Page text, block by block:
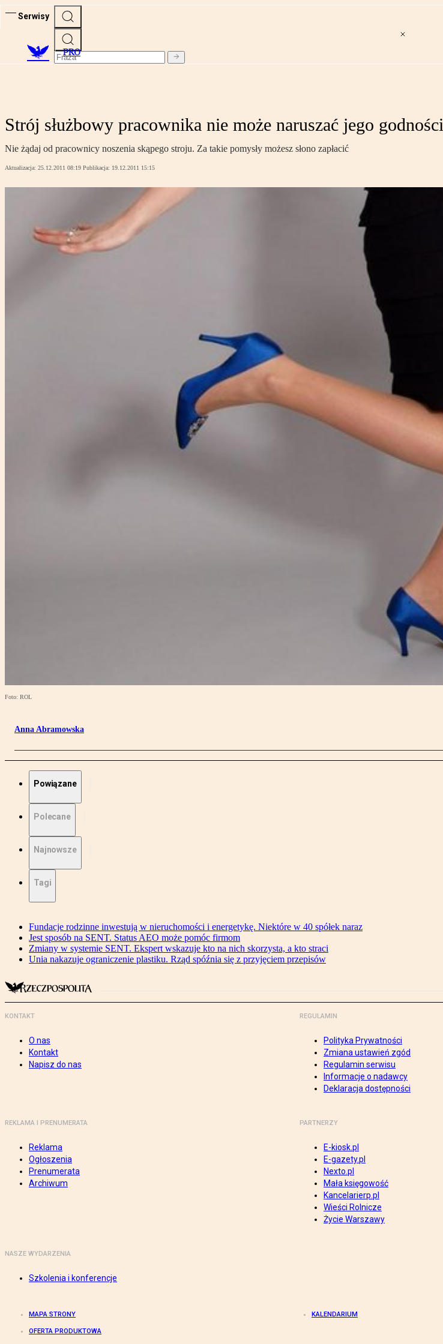
Serwisy
PRO
Strój służbowy pracownika nie może naruszać jego godności
Nie żądaj od pracownicy noszenia skąpego stroju. Za takie pomysły możesz słono zapłacić
Aktualizacja: 25.12.2011 08:19 Publikacja: 19.12.2011 15:15
Foto: ROL
Anna Abramowska
Powiązane
Polecane
Najnowsze
Tagi
Fundacje rodzinne inwestują w nieruchomości i energetykę. Niektóre w 40 spółek naraz
Jest sposób na SENT. Status AEO może pomóc firmom
Zmiany w systemie SENT. Ekspert wskazuje kto na nich skorzysta, a kto straci
Unia nakazuje ograniczenie plastiku. Rząd spóźnia się z przyjęciem przepisów
KONTAKT
O nas
Kontakt
Napisz do nas
REGULAMIN
Polityka Prywatności
Zmiana ustawień zgód
Regulamin serwisu
Informacje o nadawcy
Deklaracja dostępności
REKLAMA I PRENUMERATA
Reklama
Ogłoszenia
Prenumerata
Archiwum
PARTNERZY
E-kiosk.pl
E-gazety.pl
Nexto.pl
Mała księgowość
Kancelarierp.pl
Wieści Rolnicze
Życie Warszawy
NASZE WYDARZENIA
Szkolenia i konferencje
MAPA STRONY KALENDARIUM
OFERTA PRODUKTOWA